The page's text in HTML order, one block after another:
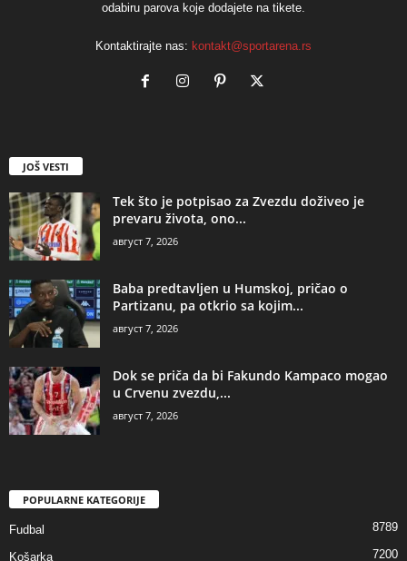
odabiru parova koje dodajete na tikete.
Kontaktirajte nas: kontakt@sportarena.rs
JOŠ VESTI
Tek što je potpisao za Zvezdu doživeo je
prevaru života, ono...
август 7, 2026
Baba predtavljen u Humskoj, pričao o
Partizanu, pa otkrio sa kojim...
август 7, 2026
Dok se priča da bi Fakundo Kampaco mogao
u Crvenu zvezdu,...
август 7, 2026
POPULARNE KATEGORIJE
Fudbal 8789
Košarka 7200